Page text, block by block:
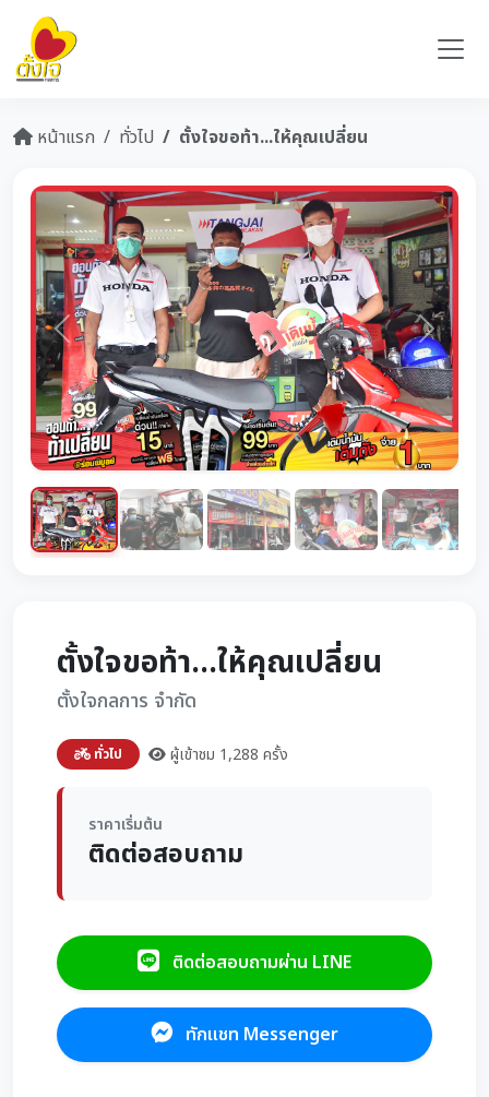
หน้าแรก ทั่วไป ตั้งใจขอท้า...ให้คุณเปลี่ยน
Previous Next
ตั้งใจขอท้า...ให้คุณเปลี่ยน
ตั้งใจกลการ จำกัด
ทั่วไป ผู้เข้าชม 1,288 ครั้ง
ราคาเริ่มต้น
ติดต่อสอบถาม
ติดต่อสอบถามผ่าน LINE
ทักแชท Messenger